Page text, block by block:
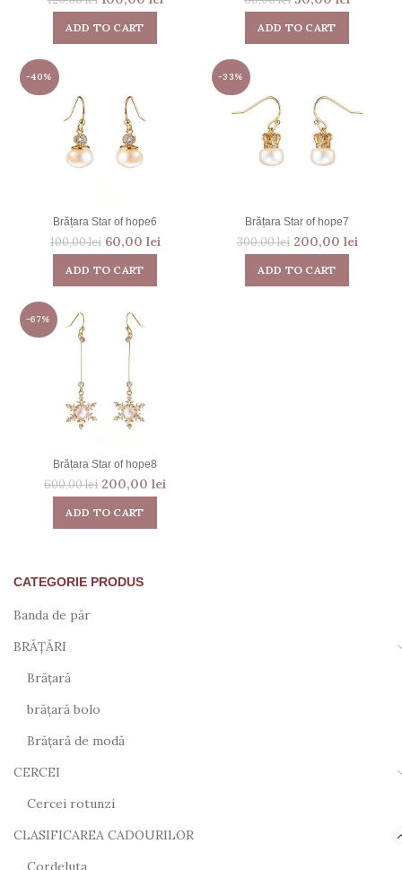
CATEGORIE PRODUS
Banda de păr
BRĂȚĂRI
Brățară
brățară bolo
Brățară de modă
CERCEI
Cercei rotunzi
CLASIFICAREA CADOURILOR
Cordeluta
ADD TO CART ADD TO CART
-40%
Brățara Star of hope6
100,00lei 60,00 lei
ADD TO CART
-33%
Brățara Star of hope7
300,00lei 200,00 lei
ADD TO CART
-67%
Brățara Star of hope8
600,00lei 200,00 lei
ADD TO CART